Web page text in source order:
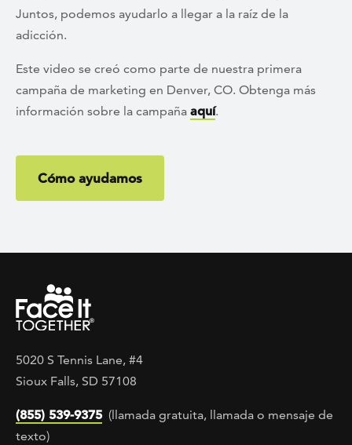
Juntos, podemos ayudarlo a llegar a la raíz de la
adicción.
Este video se creó como parte de nuestra primera
campaña de marketing en Denver, CO. Obtenga más
información sobre la campaña aquí.
Cómo ayudamos
5020 S Tennis Lane, #4
Sioux Falls, SD 57108
(855) 539-9375 (llamada gratuita, llamada o mensaje de
texto)